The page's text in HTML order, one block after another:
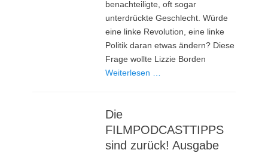
benachteiligte, oft sogar
unterdrückte Geschlecht. Würde
eine linke Revolution, eine linke
Politik daran etwas ändern? Diese
Frage wollte Lizzie Borden
Weiterlesen …
Die
FILMPODCASTTIPPS
sind zurück! Ausgabe